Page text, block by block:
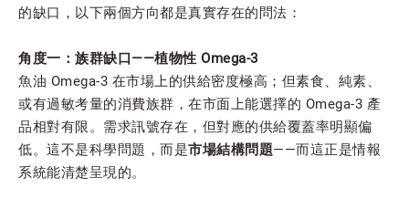
的缺口，以下兩個方向都是真實存在的問法：
角度一：族群缺口——植物性 Omega-3
魚油 Omega-3 在市場上的供給密度極高；但素食、純素、
或有過敏考量的消費族群，在市面上能選擇的 Omega-3 產
品相對有限。需求訊號存在，但對應的供給覆蓋率明顯偏
低。這不是科學問題，而是市場結構問題——而這正是情報
系統能清楚呈現的。